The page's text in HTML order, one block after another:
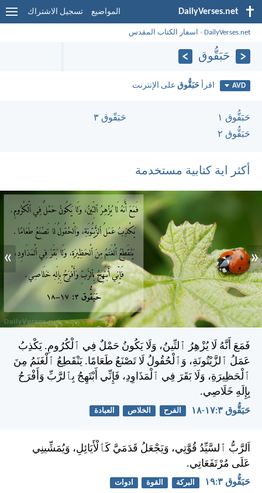
DailyVerses.net المواضيع تسجيل الاشتراك
DailyVerses.net
› اسفار الكتاب المقدس
حَبَقُّوق
AVD اقرأحَبَقُّوق على الإنترنت
حَبَقُّوق ١
حَبَقُّوق ٢
حَبَقُّوق ٣
أكثر اية كتابية مستخدمة
«
»
فَمَعَ أَنَّهُ لَا يُزْهِرُ ٱلتِّينُ، وَلَا يَكُونُ حَمْلٌ فِي ٱلْكُرُومِ. يَكْذِبُ
عَمَلُ ٱلزَّيْتُونَةِ، وَٱلْحُقُولُ لَا تَصْنَعُ طَعَامًا. يَنْقَطِعُ ٱلْغَنَمُ مِنَ
ٱلْحَظِيرَةِ، وَلَا بَقَرَ فِي ٱلْمَذَاوِدِ، فَإِنِّي أَبْتَهِجُ بِٱلرَّبِّ وَأَفْرَحُ
بِإِلَهِ خَلَاصِي.
حَبَقُّوق ٣:‏١٧-‏١٨ الفرح الخلاص العبادة
اَلرَّبُّ ٱلسَّيِّدُ قُوَّتِي، وَيَجْعَلُ قَدَمَيَّ كَٱلْأَيَائِلِ، وَيُمَشِّينِي
عَلَى مُرْتَفَعَاتِي.
حَبَقُّوق ٣:‏١٩ البركة القوة ادوات